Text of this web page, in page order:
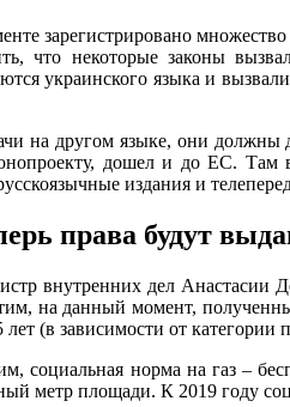
зарегистрировано
что некоторые законы
украинского языка и
на другом языке, они
дошел и до ЕС. Там
издания и
права будут
внутренних дел Анастасии
на данный момент,
(в зависимости от категории
норма на газ –
метр площади. К 2019 году